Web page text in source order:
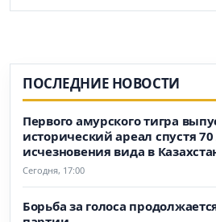
ПОСЛЕДНИЕ НОВОСТИ
Первого амурского тигра
исторический ареал спустя
исчезновения вида в
Сегодня, 17:00
Борьба за голоса